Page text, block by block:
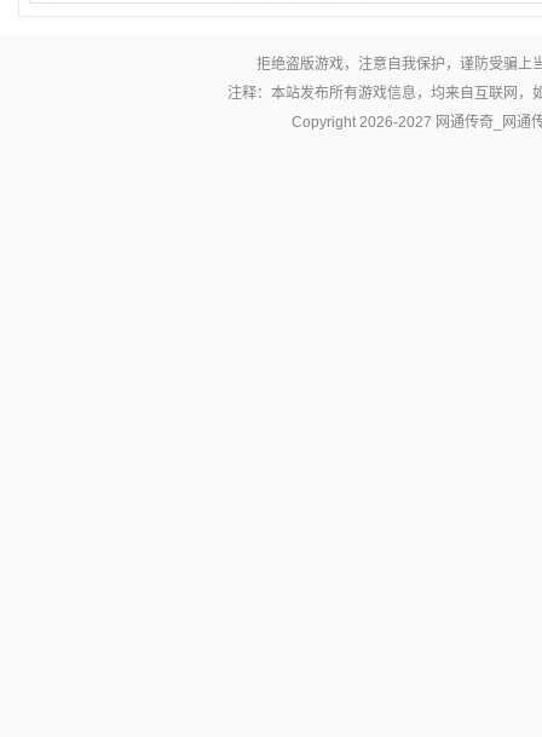
拒绝盗版游戏，注意自我保护，谨防受骗上
注释：本站发布所有游戏信息，均来自互联网
Copyright 2026-2027 网通传奇_网通